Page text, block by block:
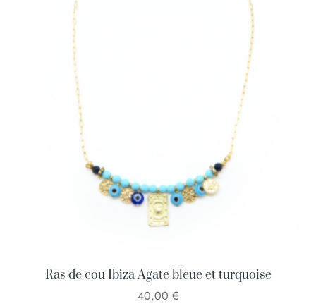
Ras de cou Ibiza Agate bleue et turquoise
40,00 €